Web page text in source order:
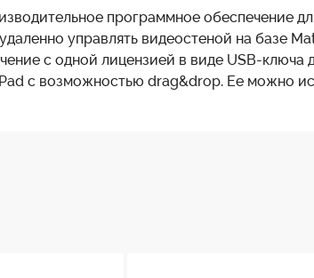
программное обеспечение
управлять видеостеной на базе
с одной лицензией в виде USB-
с возможностью drag&drop. Ее можно